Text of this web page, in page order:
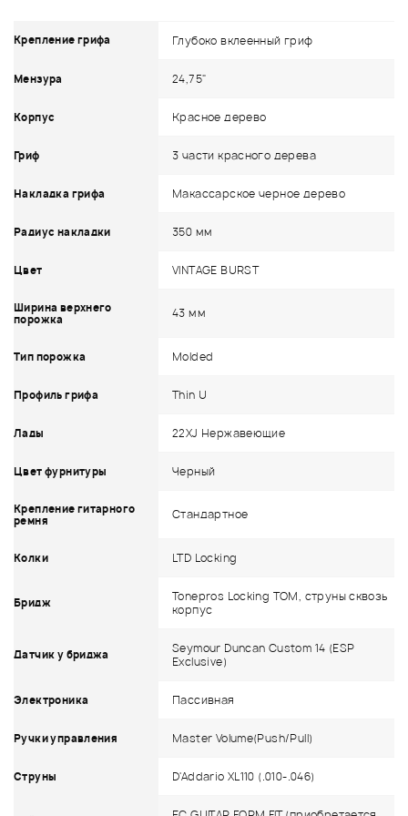
Крепление грифа Глубоко вклеенный гриф
Мензура 24,75"
Корпус Красное дерево
Гриф 3 части красного дерева
Накладка грифа Макассарское черное дерево
Радиус накладки 350 мм
Цвет VINTAGE BURST
Ширина верхнего
порожка
43 мм
Тип порожка Molded
Профиль грифа Thin U
Лады 22XJ Нержавеющие
Цвет фурнитуры Черный
Крепление гитарного
ремня
Стандартное
Колки LTD Locking
Бридж
Tonepros Locking TOM, струны сквозь
корпус
Датчик у бриджа
Seymour Duncan Custom 14 (ESP
Exclusive)
Электроника Пассивная
Ручки управления Master Volume(Push/Pull)
Струны D'Addario XL110 (.010-.046)